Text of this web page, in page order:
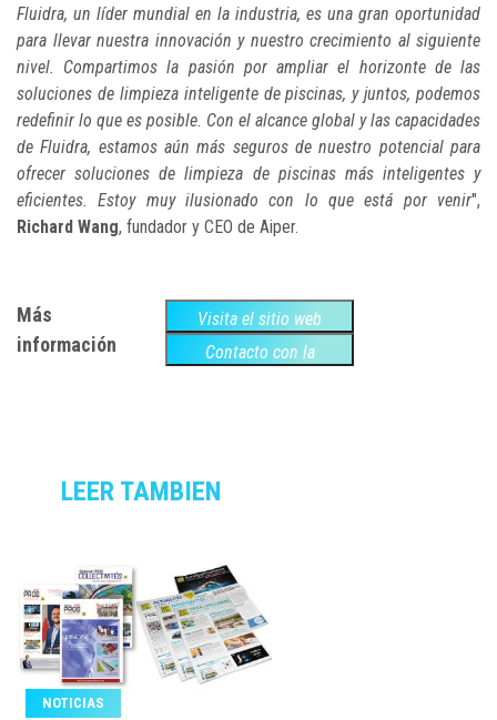
Fluidra, un líder mundial en la industria, es una gran oportunidad
para llevar nuestra innovación y nuestro crecimiento al siguiente
nivel. Compartimos la pasión por ampliar el horizonte de las
soluciones de limpieza inteligente de piscinas, y juntos, podemos
redefinir lo que es posible. Con el alcance global y las capacidades
de Fluidra, estamos aún más seguros de nuestro potencial para
ofrecer soluciones de limpieza de piscinas más inteligentes y
eficientes. Estoy muy ilusionado con lo que está por venir",
Richard Wang, fundador y CEO de Aiper.
Más
información
Visita el sitio web
Contacto con la
LEER TAMBIEN
NOTICIAS